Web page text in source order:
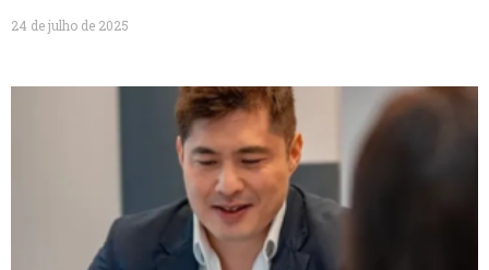
24 de julho de 2025